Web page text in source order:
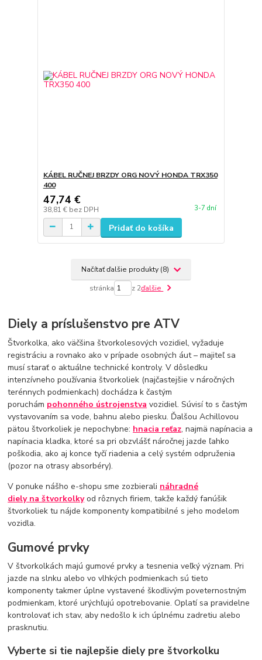
KÁBEL RUČNEJ BRZDY ORG NOVÝ HONDA TRX350
400
47,74 €
38,81 € bez DPH 3-7 dní
Pridať do košíka
Načítať ďalšie produkty (8)
stránka z 2ďalšie
Diely a príslušenstvo pre ATV
Štvorkolka, ako väčšina štvorkolesových vozidiel, vyžaduje
registráciu a rovnako ako v prípade osobných áut – majiteľ sa
musí starať o aktuálne technické kontroly. V dôsledku
intenzívneho používania štvorkoliek (najčastejšie v náročných
terénnych podmienkach) dochádza k častým
poruchám pohonného ústrojenstva vozidiel. Súvisí to s častým
vystavovaním sa vode, bahnu alebo piesku. Ďalšou Achillovou
pätou štvorkoliek je nepochybne: hnacia reťaz, najmä napínacia a
napínacia kladka, ktoré sa pri obzvlášť náročnej jazde ľahko
poškodia, ako aj konce tyčí riadenia a celý systém odpruženia
(pozor na otrasy absorbéry).
V ponuke nášho e-shopu sme zozbierali náhradné
diely na štvorkolkyod rôznych firiem, takže každý fanúšik
štvorkoliek tu nájde komponenty kompatibilné s jeho modelom
vozidla.
Gumové prvky
V štvorkolkách majú gumové prvky a tesnenia veľký význam. Pri
jazde na slnku alebo vo vlhkých podmienkach sú tieto
komponenty takmer úplne vystavené škodlivým poveternostným
podmienkam, ktoré urýchľujú opotrebovanie. Oplatí sa pravidelne
kontrolovať ich stav, aby nedošlo k ich úplnému zadretiu alebo
prasknutiu.
Vyberte si tie najlepšie diely pre štvorkolku